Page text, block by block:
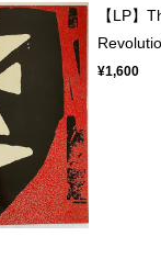
【LP】
¥1,600